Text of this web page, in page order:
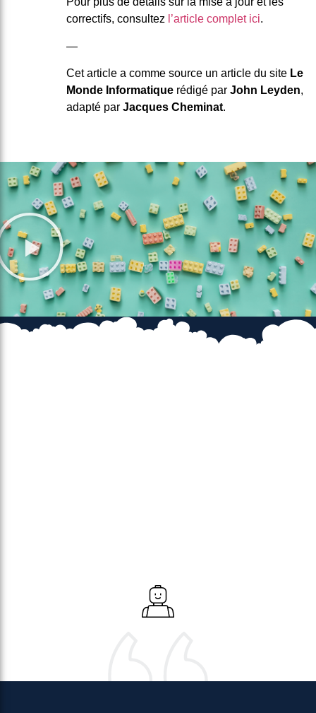
correctifs, consultez l’article complet ici.
—
Cet article a comme source un article du site Le
Monde Informatique rédigé par John Leyden,
adapté par Jacques Cheminat.